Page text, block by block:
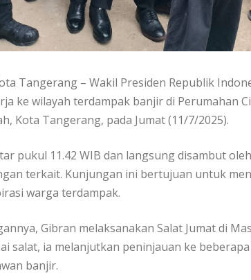
Tangerang – Wakil Presiden Republik
ke wilayah terdampak banjir di Perumahan
Kota Tangerang, pada Jumat (11/7/2025).
pukul 11.42 WIB dan langsung disambut
terkait. Kunjungan ini bertujuan untuk
warga terdampak.
Gibran melaksanakan Salat Jumat di
salat, ia melanjutkan peninjauan ke
banjir.